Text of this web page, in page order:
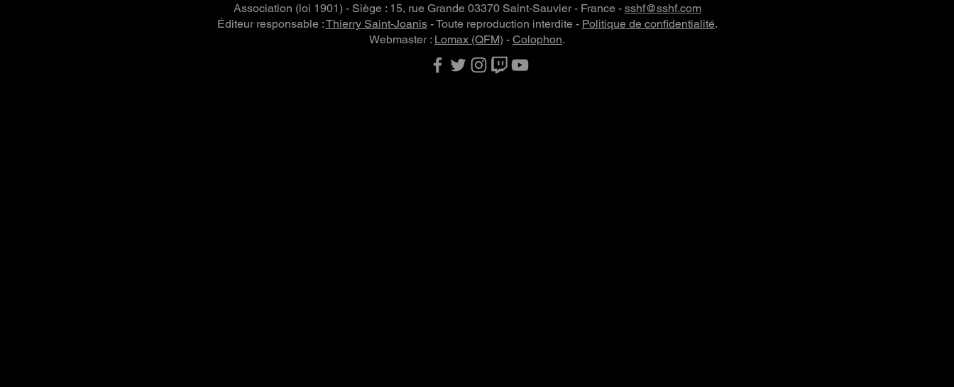
Association (loi 1901) - Siège : 15, rue Grande 03370 Saint-Sauvier - France - sshf@sshf.com
Éditeur responsable :Thierry Saint-Joanis- Toute reproduction interdite - Politique de confidentialité.
Webmaster : Lomax (QFM) - Colophon.